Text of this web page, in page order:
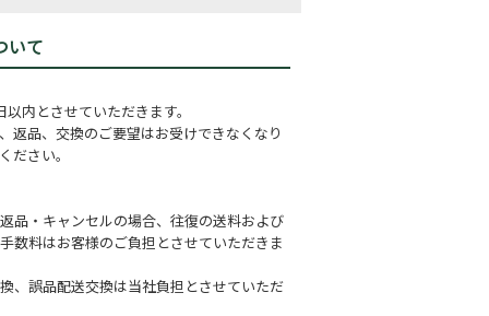
いて
内とさせていただきます。
返品、交換のご要望はお受けできなくなり
ださい。
品・キャンセルの場合、往復の送料および
数料はお客様のご負担とさせていただきま
、誤品配送交換は当社負担とさせていただ